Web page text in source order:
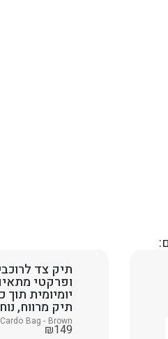
תיק צד
ופרקטי
יומיומית תוך
תיק מרווח,
Cardo Bag - Brown
₪149